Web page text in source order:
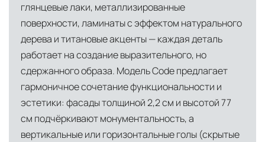
Собственные складские комплексы
располагаем принадлежащими нам
складскими объектами в Москве, где хранятся
товары в надлежащих климатических
условиях. Наличие собственной
инфраструктуры позволяет сократить сроки
доставки и обеспечить полный контроль над
сохранностью продукции.
глянцевые лаки, металлизированные
поверхности, ламинаты с эффектом натурального
дерева и титановые акценты — каждая деталь
работает на создание выразительного, но
сдержанного образа. Модель Code предлагает
гармоничное сочетание функциональности и
эстетики: фасады толщиной 2,2 см и высотой 77
см подчёркивают монументальность, а
вертикальные или горизонтальные голы (скрытые